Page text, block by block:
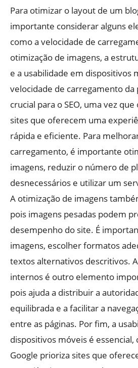
Para otimizar o layout de um
importante considerar alguns
como a velocidade de
otimização de imagens, a
e a usabilidade em dispositivos
velocidade de carregamento da
crucial para o SEO, uma vez
sites que oferecem uma
rápida e eficiente. Para
carregamento, é importante
imagens, reduzir o número de
desnecessários e utilizar um
A otimização de imagens
pois imagens pesadas podem
desempenho do site. É
imagens, escolher formatos
textos alternativos descritivos.
internos é outro elemento
pois ajuda a distribuir a
equilibrada e a facilitar a
entre as páginas. Por fim, a
dispositivos móveis é
Google prioriza sites que